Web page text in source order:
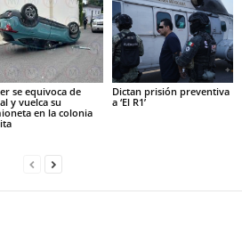
se equivoca de
y vuelca su
en la colonia
Dictan prisión preventiva
a ‘El R1’